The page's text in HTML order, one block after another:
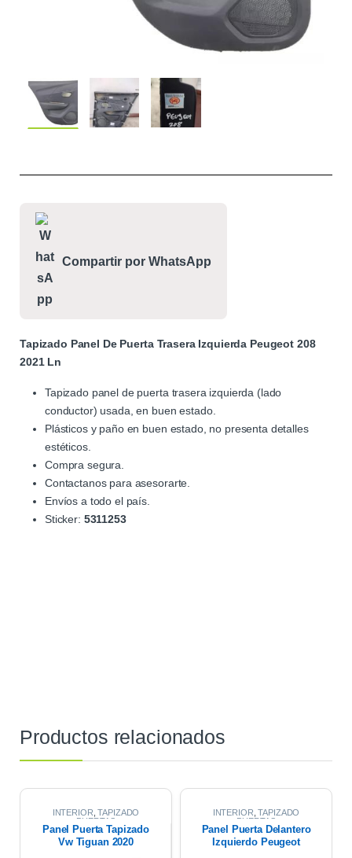
Compartir por WhatsApp
Tapizado Panel De Puerta Trasera Izquierda Peugeot 208
2021 Ln
Tapizado panel de puerta trasera izquierda (lado
conductor) usada, en buen estado.
Plásticos y paño en buen estado, no presenta detalles
estéticos.
Compra segura.
Contactanos para asesorarte.
Envíos a todo el país.
Sticker: 5311253
Productos relacionados
INTERIOR ,TAPIZADO
PUERTAS
Panel Puerta Tapizado
Vw Tiguan 2020
INTERIOR ,TAPIZADO
PUERTAS
Panel Puerta Delantero
Izquierdo Peugeot